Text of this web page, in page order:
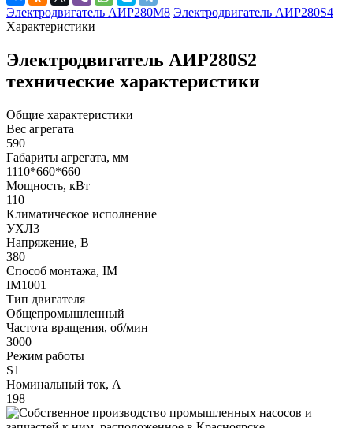
Электродвигатель АИР280М8 Электродвигатель АИР280S4
Характеристики
Электродвигатель АИР280S2
технические характеристики
Общие характеристики
Вес агрегата
590
Габариты агрегата, мм
1110*660*660
Мощность, кВт
110
Климатическое исполнение
УХЛ3
Напряжение, В
380
Способ монтажа, IM
IM1001
Тип двигателя
Общепромышленный
Частота вращения, об/мин
3000
Режим работы
S1
Номинальный ток, А
198